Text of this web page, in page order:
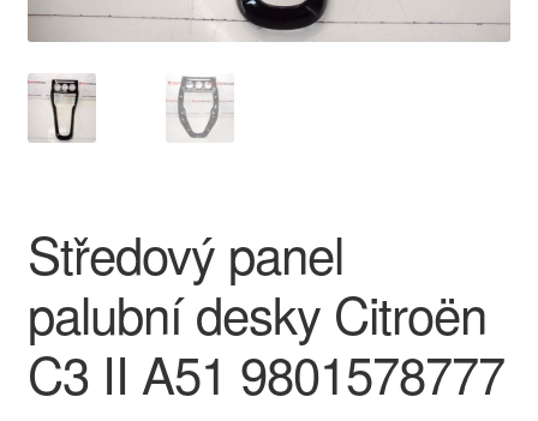
Platby
Reklamace
Reklamační řád
Vrakoviště Citroën
Středový panel
palubní desky Citroën
C3 II A51 9801578777